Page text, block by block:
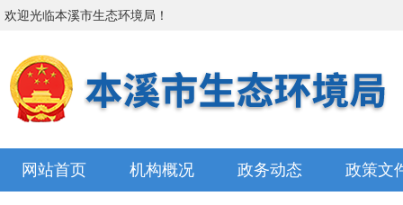
欢迎光临本溪市生态环境局 ！
网站首页 机构概况 政务动态 政策文